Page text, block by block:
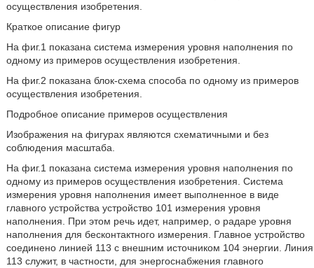
осуществления изобретения.
Краткое описание фигур
На фиг.1 показана система измерения уровня наполнения по
одному из примеров осуществления изобретения.
На фиг.2 показана блок-схема способа по одному из примеров
осуществления изобретения.
Подробное описание примеров осуществления
Изображения на фигурах являются схематичными и без
соблюдения масштаба.
На фиг.1 показана система измерения уровня наполнения по
одному из примеров осуществления изобретения. Система
измерения уровня наполнения имеет выполненное в виде
главного устройства устройство 101 измерения уровня
наполнения. При этом речь идет, например, о радаре уровня
наполнения для бесконтактного измерения. Главное устройство
соединено линией 113 с внешним источником 104 энергии. Линия
113 служит, в частности, для энергоснабжения главного